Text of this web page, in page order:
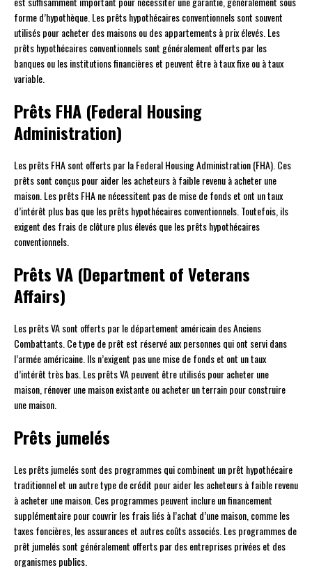
forme d’hypothèque. Les prêts hypothécaires conventionnels sont souvent
utilisés pour acheter des maisons ou des appartements à prix élevés. Les
prêts hypothécaires conventionnels sont généralement offerts par les
banques ou les institutions financières et peuvent être à taux fixe ou à taux
variable.
Prêts FHA (Federal Housing
Administration)
Les prêts FHA sont offerts par la Federal Housing Administration (FHA). Ces
prêts sont conçus pour aider les acheteurs à faible revenu à acheter une
maison. Les prêts FHA ne nécessitent pas de mise de fonds et ont un taux
d’intérêt plus bas que les prêts hypothécaires conventionnels. Toutefois, ils
exigent des frais de clôture plus élevés que les prêts hypothécaires
conventionnels.
Prêts VA (Department of Veterans
Affairs)
Les prêts VA sont offerts par le département américain des Anciens
Combattants. Ce type de prêt est réservé aux personnes qui ont servi dans
l’armée américaine. Ils n’exigent pas une mise de fonds et ont un taux
d’intérêt très bas. Les prêts VA peuvent être utilisés pour acheter une
maison, rénover une maison existante ou acheter un terrain pour construire
une maison.
Prêts jumelés
Les prêts jumelés sont des programmes qui combinent un prêt hypothécaire
traditionnel et un autre type de crédit pour aider les acheteurs à faible revenu
à acheter une maison. Ces programmes peuvent inclure un financement
supplémentaire pour couvrir les frais liés à l’achat d’une maison, comme les
taxes foncières, les assurances et autres coûts associés. Les programmes de
prêt jumelés sont généralement offerts par des entreprises privées et des
organismes publics.